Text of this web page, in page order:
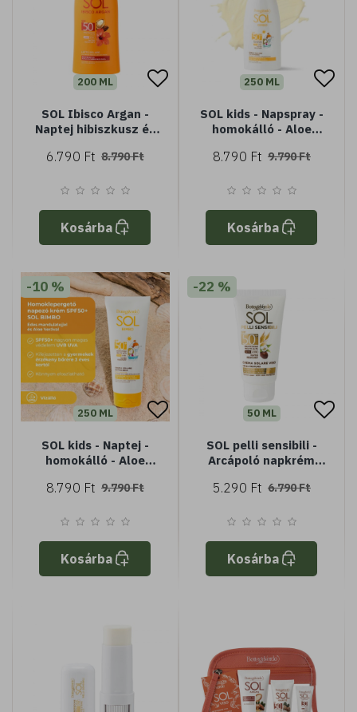
200 ML
SOL Ibisco Argan -
Naptej hibiszkusz és
fokozza a barnaságot
védelem - Vízálló
6.790 Ft 8.790 Ft
Kosárba
250 ML
SOL kids - Napspray -
homokálló - Aloe
mandulatejjel -
védelem SPF50+ -
gyermekek számára
készült védelem
8.790 Ft 9.790 Ft
Kosárba
-10 %
250 ML
SOL kids - Naptej -
homokálló - Aloe
mandulatejjel -
védelem SPF50+ -
gyermekek számára
készült védelem
8.790 Ft 9.790 Ft
Kosárba
-22 %
50 ML
SOL pelli sensibili -
Arcápoló napkrém
bőrre - illatanyag
és zabtejjel - nagyon
SPF50+ - vízálló
5.290 Ft 6.790 Ft
Kosárba